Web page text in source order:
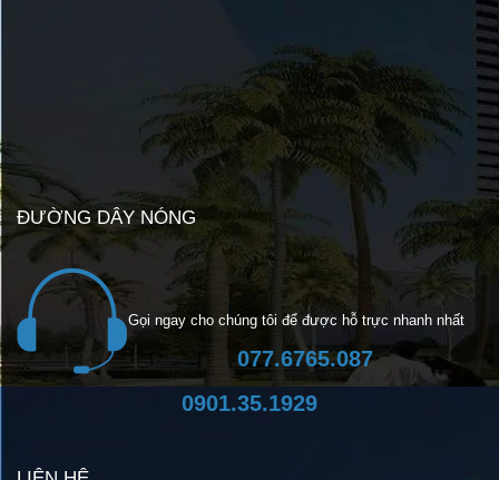
ĐƯỜNG DÂY NÓNG
Gọi ngay cho chúng tôi để được hỗ trực nhanh nhất
077.6765.087
0901.35.1929